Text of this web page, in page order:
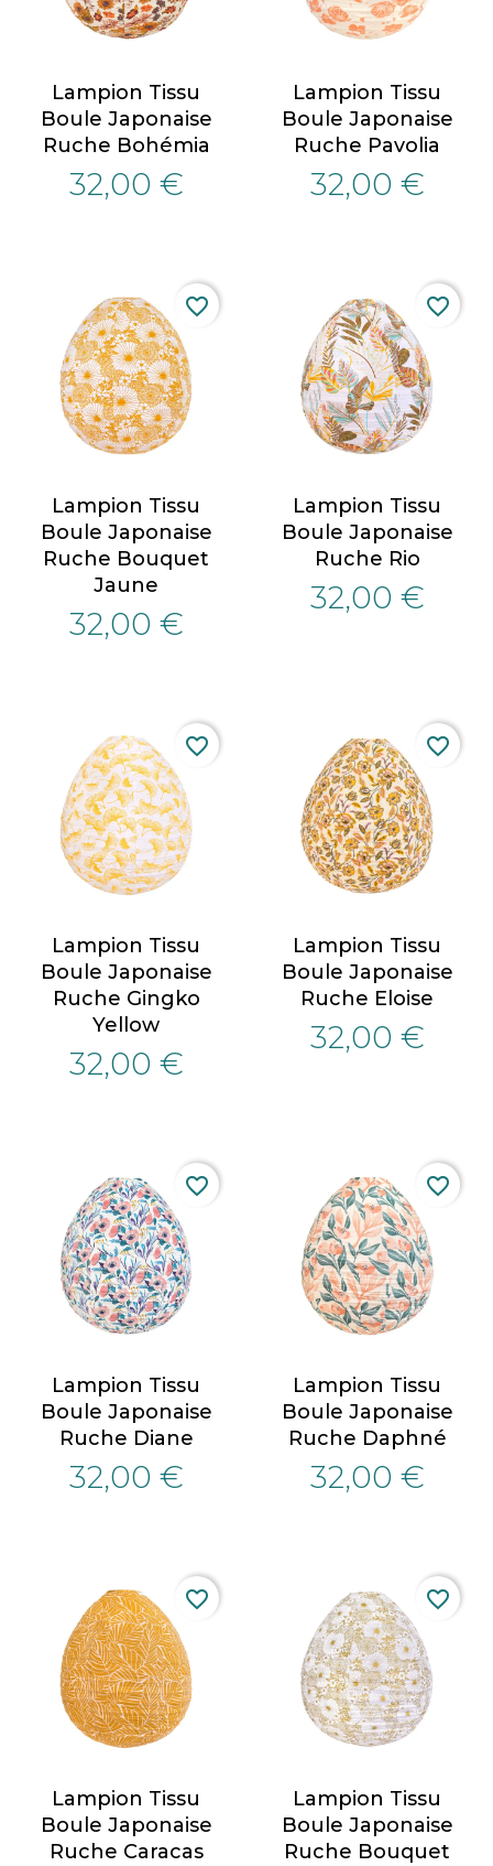
Lampion Tissu
Boule Japonaise
Ruche Bohémia
32,00 €
Lampion Tissu
Boule Japonaise
Ruche Pavolia
32,00 €
Lampion Tissu
Boule Japonaise
Ruche Bouquet
Jaune
32,00 €
favorite_border
Lampion Tissu
Boule Japonaise
Ruche Rio
32,00 €
favorite_border
Lampion Tissu
Boule Japonaise
Ruche Gingko
Yellow
32,00 €
favorite_border
Lampion Tissu
Boule Japonaise
Ruche Eloise
32,00 €
favorite_border
Lampion Tissu
Boule Japonaise
Ruche Diane
32,00 €
favorite_border
Lampion Tissu
Boule Japonaise
Ruche Daphné
32,00 €
favorite_border
Lampion Tissu
Boule Japonaise
Ruche Caracas
favorite_border
Lampion Tissu
Boule Japonaise
Ruche Bouquet
favorite_border